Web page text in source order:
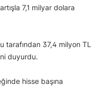
7,1 milyar dolara
tarafından 37,4 milyon TL
duyurdu.
hisse başına